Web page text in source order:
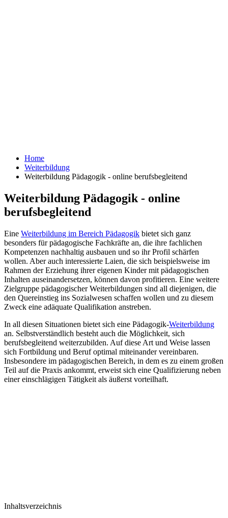
Home
Weiterbildung
Weiterbildung Pädagogik - online berufsbegleitend
Weiterbildung Pädagogik - online
berufsbegleitend
Eine Weiterbildung im Bereich Pädagogik bietet sich ganz
besonders für pädagogische Fachkräfte an, die ihre fachlichen
Kompetenzen nachhaltig ausbauen und so ihr Profil schärfen
wollen. Aber auch interessierte Laien, die sich beispielsweise im
Rahmen der Erziehung ihrer eigenen Kinder mit pädagogischen
Inhalten auseinandersetzen, können davon profitieren. Eine weitere
Zielgruppe pädagogischer Weiterbildungen sind all diejenigen, die
den Quereinstieg ins Sozialwesen schaffen wollen und zu diesem
Zweck eine adäquate Qualifikation anstreben.
In all diesen Situationen bietet sich eine Pädagogik-Weiterbildung
an. Selbstverständlich besteht auch die Möglichkeit, sich
berufsbegleitend weiterzubilden. Auf diese Art und Weise lassen
sich Fortbildung und Beruf optimal miteinander vereinbaren.
Insbesondere im pädagogischen Bereich, in dem es zu einem großen
Teil auf die Praxis ankommt, erweist sich eine Qualifizierung neben
einer einschlägigen Tätigkeit als äußerst vorteilhaft.
Inhaltsverzeichnis